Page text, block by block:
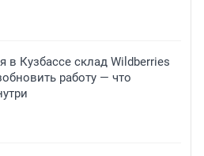
в Кузбассе склад Wildberries
работу — что